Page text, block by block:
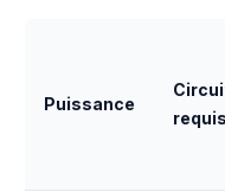
Puissance
requis